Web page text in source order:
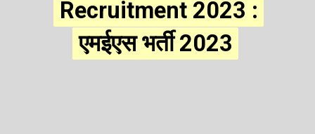
Recruitment 2023 :
एमईएस भर्ती 2023
Recruitment 2023 :
एमईएस भर्ती 2023